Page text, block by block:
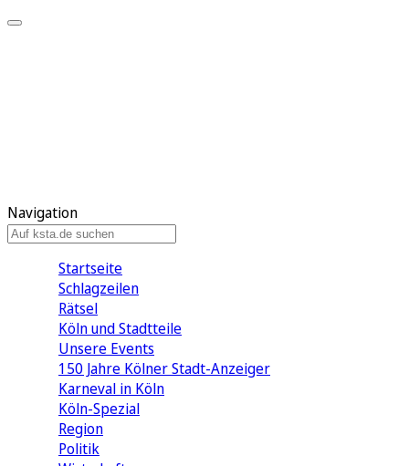
Navigation
Startseite
Schlagzeilen
Rätsel
Köln und Stadtteile
Unsere Events
150 Jahre Kölner Stadt-Anzeiger
Karneval in Köln
Köln-Spezial
Region
Politik